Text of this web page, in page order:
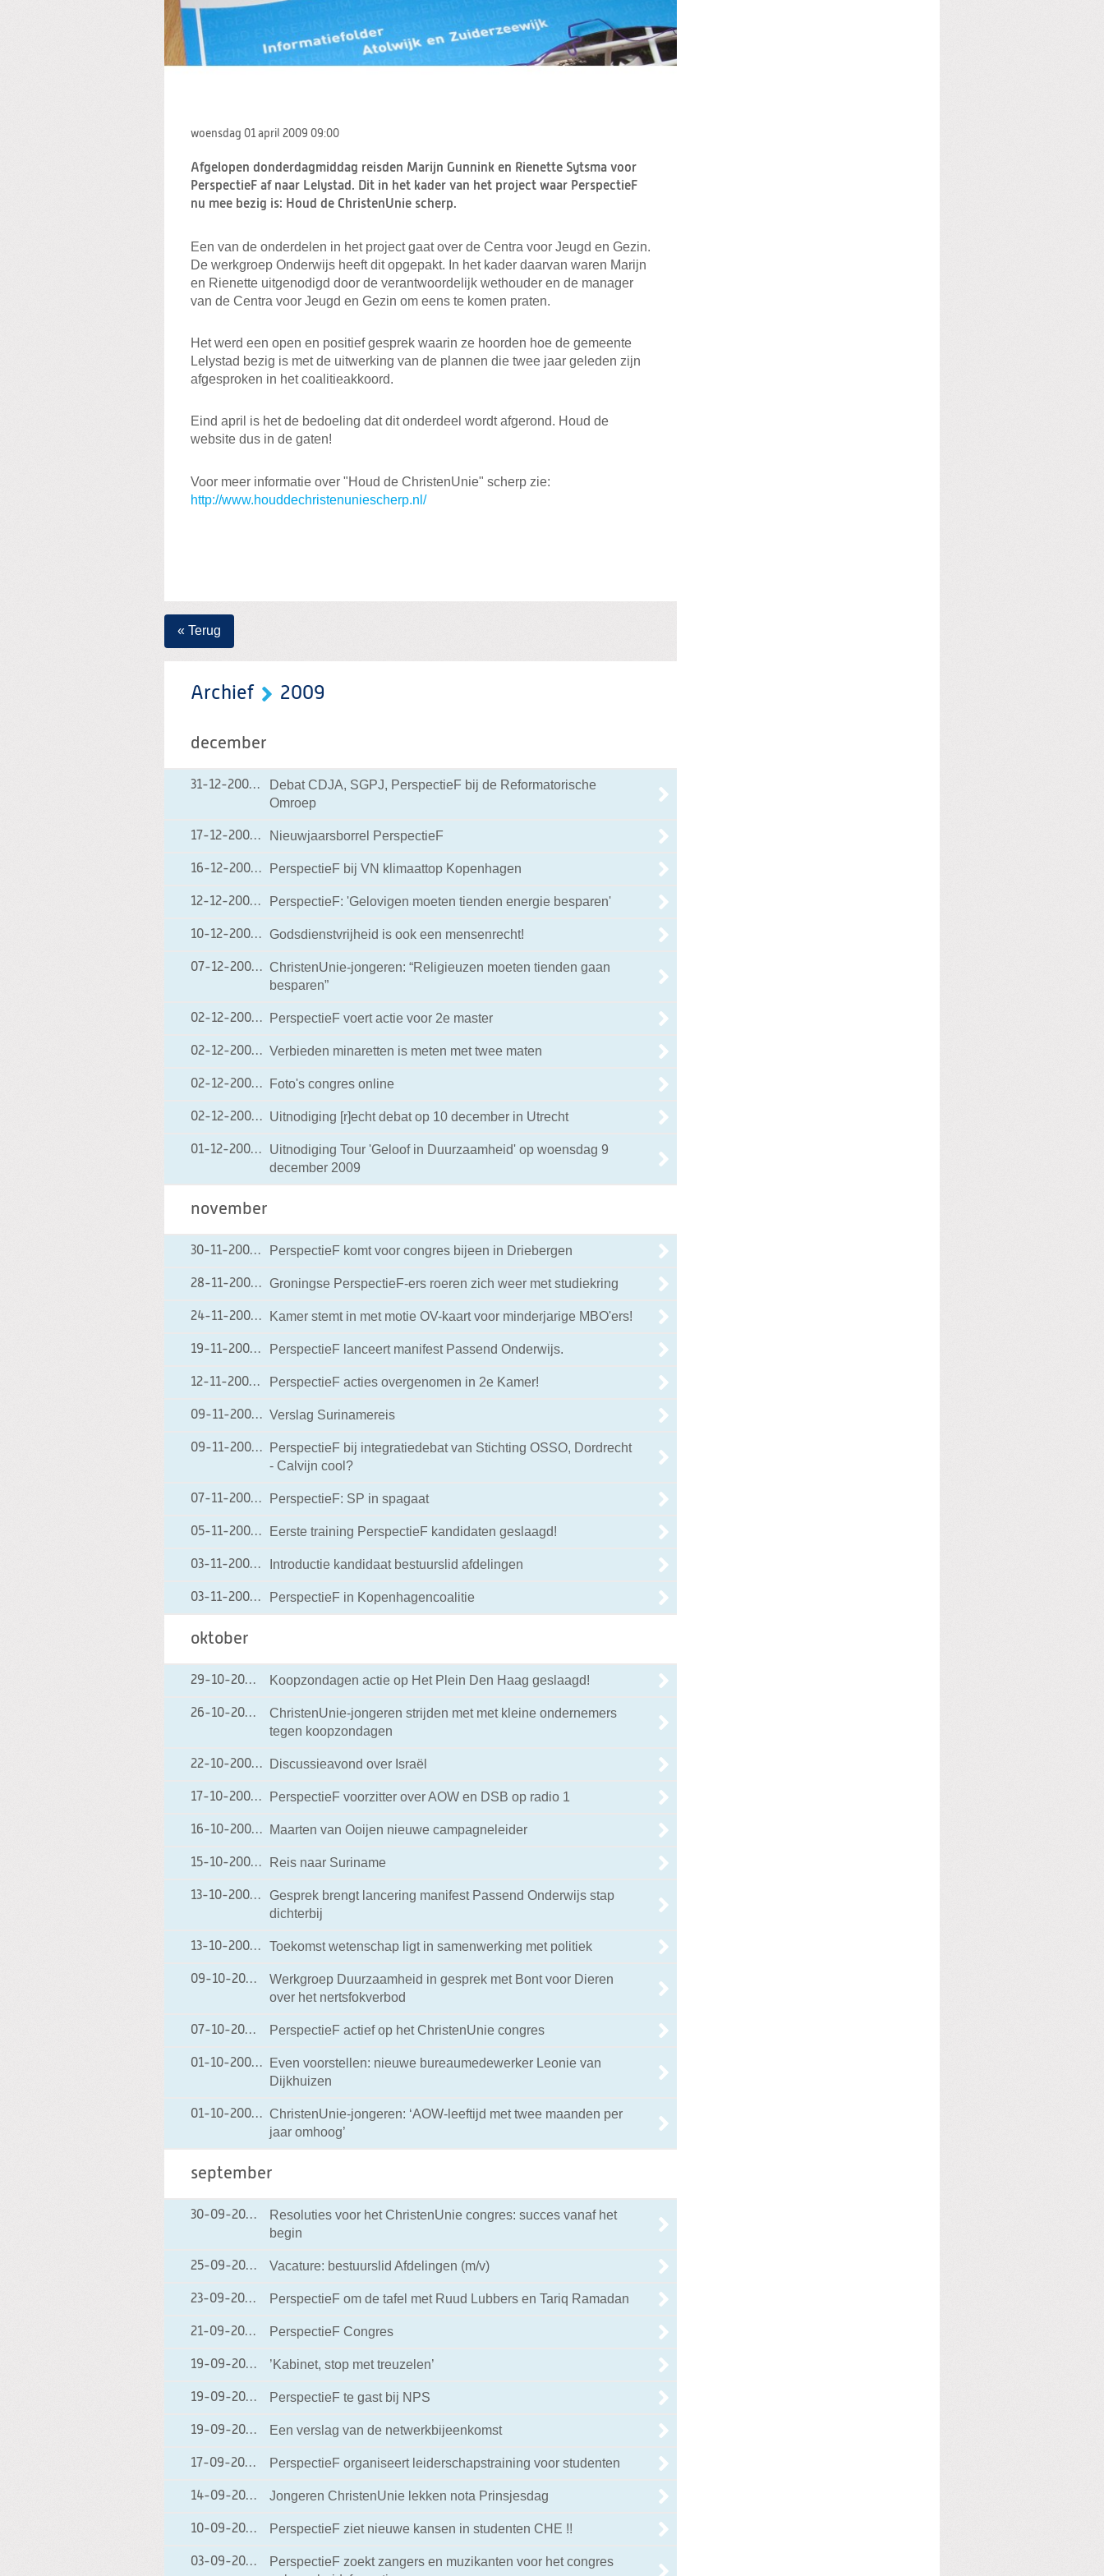
woensdag 01 april 2009 09:00
Afgelopen donderdagmiddag reisden Marijn Gunnink en Rienette Sytsma voor
PerspectieF af naar Lelystad. Dit in het kader van het project waar PerspectieF
nu mee bezig is: Houd de ChristenUnie scherp.
Een van de onderdelen in het project gaat over de Centra voor Jeugd en Gezin.
De werkgroep Onderwijs heeft dit opgepakt. In het kader daarvan waren Marijn
en Rienette uitgenodigd door de verantwoordelijk wethouder en de manager
van de Centra voor Jeugd en Gezin om eens te komen praten.
Het werd een open en positief gesprek waarin ze hoorden hoe de gemeente
Lelystad bezig is met de uitwerking van de plannen die twee jaar geleden zijn
afgesproken in het coalitieakkoord.
Eind april is het de bedoeling dat dit onderdeel wordt afgerond. Houd de
website dus in de gaten!
Voor meer informatie over "Houd de ChristenUnie" scherp zie:
http://www.houddechristenuniescherp.nl/
« Terug
Archief 2009
december
31-12-200931-12-2009 10:52
Debat CDJA, SGPJ, PerspectieF bij de Reformatorische
Omroep
17-12-200917-12-2009 18:19
Nieuwjaarsborrel PerspectieF
16-12-200916-12-2009 09:25
PerspectieF bij VN klimaattop Kopenhagen
12-12-200912-12-2009 13:53
PerspectieF: 'Gelovigen moeten tienden energie besparen'
10-12-200910-12-2009 17:37
Godsdienstvrijheid is ook een mensenrecht!
07-12-200907-12-2009 19:18
ChristenUnie-jongeren: “Religieuzen moeten tienden gaan
besparen”
02-12-200902-12-2009 20:00
PerspectieF voert actie voor 2e master
02-12-200902-12-2009 19:36
Verbieden minaretten is meten met twee maten
02-12-200902-12-2009 17:00
Foto's congres online
02-12-200902-12-2009 15:49
Uitnodiging [r]echt debat op 10 december in Utrecht
01-12-200901-12-2009 19:10
Uitnodiging Tour 'Geloof in Duurzaamheid' op woensdag 9
december 2009
november
30-11-200930-11-2009 09:57
PerspectieF komt voor congres bijeen in Driebergen
28-11-200928-11-2009 14:41
Groningse PerspectieF-ers roeren zich weer met studiekring
24-11-200924-11-2009 19:21
Kamer stemt in met motie OV-kaart voor minderjarige MBO'ers!
19-11-200919-11-2009 07:23
PerspectieF lanceert manifest Passend Onderwijs.
12-11-200912-11-2009 19:46
PerspectieF acties overgenomen in 2e Kamer!
09-11-200909-11-2009 22:12
Verslag Surinamereis
09-11-200909-11-2009 07:48
PerspectieF bij integratiedebat van Stichting OSSO, Dordrecht
- Calvijn cool?
07-11-200907-11-2009 12:15
PerspectieF: SP in spagaat
05-11-200905-11-2009 18:56
Eerste training PerspectieF kandidaten geslaagd!
03-11-200903-11-2009 19:18
Introductie kandidaat bestuurslid afdelingen
03-11-200903-11-2009 08:47
PerspectieF in Kopenhagencoalitie
oktober
29-10-2009 29-10-2009 19:34
Koopzondagen actie op Het Plein Den Haag geslaagd!
26-10-2009 26-10-2009 19:09
ChristenUnie-jongeren strijden met met kleine ondernemers
tegen koopzondagen
22-10-200922-10-2009 12:08
Discussieavond over Israël
17-10-200917-10-2009 14:22
PerspectieF voorzitter over AOW en DSB op radio 1
16-10-200916-10-2009 21:41
Maarten van Ooijen nieuwe campagneleider
15-10-200915-10-2009 18:30
Reis naar Suriname
13-10-200913-10-2009 14:56
Gesprek brengt lancering manifest Passend Onderwijs stap
dichterbij
13-10-200913-10-2009 07:56
Toekomst wetenschap ligt in samenwerking met politiek
09-10-2009 09-10-2009 17:17
Werkgroep Duurzaamheid in gesprek met Bont voor Dieren
over het nertsfokverbod
07-10-2009 07-10-2009 18:14
PerspectieF actief op het ChristenUnie congres
01-10-200901-10-2009 17:40
Even voorstellen: nieuwe bureaumedewerker Leonie van
Dijkhuizen
01-10-200901-10-2009 17:02
ChristenUnie-jongeren: ‘AOW-leeftijd met twee maanden per
jaar omhoog’
september
30-09-2009 30-09-2009 15:38
Resoluties voor het ChristenUnie congres: succes vanaf het
begin
25-09-2009 25-09-2009 17:06
Vacature: bestuurslid Afdelingen (m/v)
23-09-2009 23-09-2009 15:40
PerspectieF om de tafel met Ruud Lubbers en Tariq Ramadan
21-09-2009 21-09-2009 15:27
PerspectieF Congres
19-09-2009 19-09-2009 22:20
’Kabinet, stop met treuzelen’
19-09-2009 19-09-2009 20:12
PerspectieF te gast bij NPS
19-09-2009 19-09-2009 16:23
Een verslag van de netwerkbijeenkomst
17-09-2009 17-09-2009 15:27
PerspectieF organiseert leiderschapstraining voor studenten
14-09-2009 14-09-2009 08:15
Jongeren ChristenUnie lekken nota Prinsjesdag
10-09-2009 10-09-2009 21:06
PerspectieF ziet nieuwe kansen in studenten CHE !!
03-09-2009 03-09-2009 18:16
PerspectieF zoekt zangers en muzikanten voor het congres